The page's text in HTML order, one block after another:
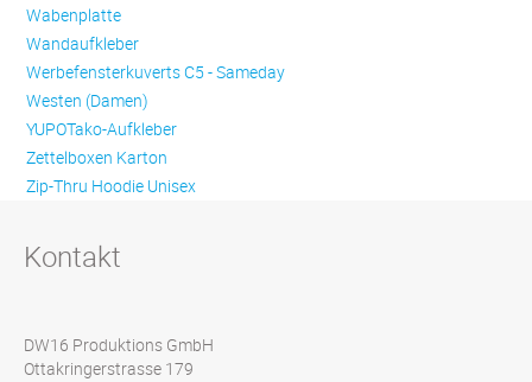
Wabenplatte
Wandaufkleber
Werbefensterkuverts C5 - Sameday
Westen (Damen)
YUPOTako-Aufkleber
Zettelboxen Karton
Zip-Thru Hoodie Unisex
Kontakt
DW16 Produktions GmbH
Ottakringerstrasse 179